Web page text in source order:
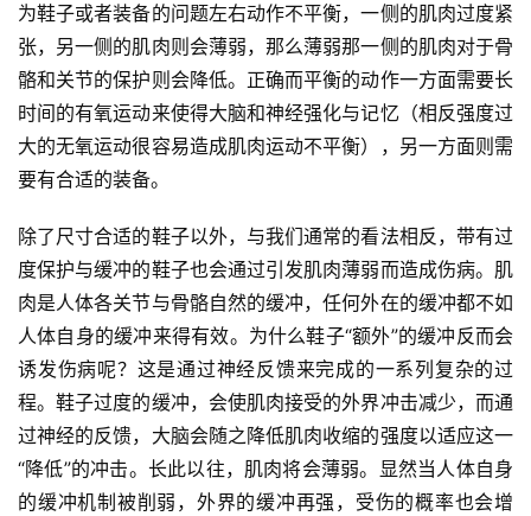
比
赛
观
察
为鞋子或者装备的问题左右动作不平衡，一侧的肌肉过度紧
张，另一侧的肌肉则会薄弱，那么薄弱那一侧的肌肉对于骨
骼和关节的保护则会降低。正确而平衡的动作一方面需要长
时间的有氧运动来使得大脑和神经强化与记忆（相反强度过
大的无氧运动很容易造成肌肉运动不平衡），另一方面则需
要有合适的装备。
除了尺寸合适的鞋子以外，与我们通常的看法相反，带有过
度保护与缓冲的鞋子也会通过引发肌肉薄弱而造成伤病。肌
肉是人体各关节与骨骼自然的缓冲，任何外在的缓冲都不如
人体自身的缓冲来得有效。为什么鞋子“额外”的缓冲反而会
诱发伤病呢？这是通过神经反馈来完成的一系列复杂的过
程。鞋子过度的缓冲，会使肌肉接受的外界冲击减少，而通
过神经的反馈，大脑会随之降低肌肉收缩的强度以适应这一
“降低”的冲击。长此以往，肌肉将会薄弱。显然当人体自身
的缓冲机制被削弱，外界的缓冲再强，受伤的概率也会增